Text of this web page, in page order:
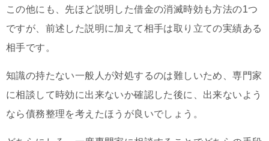
この他にも、先ほど説明した借金の消滅時効も方法の1つ
ですが、前述した説明に加えて相手は取り立ての実績ある
相手です。
知識の持たない一般人が対処するのは難しいため、専門家
に相談して時効に出来ないか確認した後に、出来ないよう
なら債務整理を考えたほうが良いでしょう。